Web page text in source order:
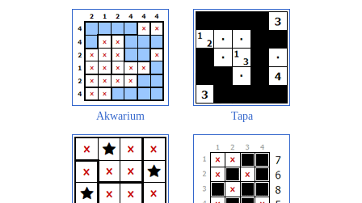
Akwarium Tapa